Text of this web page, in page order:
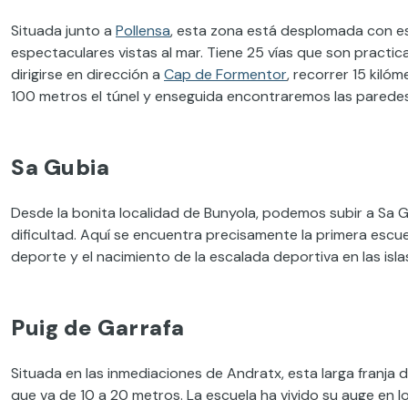
Situada junto a Pollensa, esta zona está desplomada con
espectaculares vistas al mar. Tiene 25 vías que son
dirigirse en dirección a Cap de Formentor, recorrer 15
100 metros el túnel y enseguida encontraremos las
Sa Gubia
Desde la bonita localidad de Bunyola, podemos subir a
dificultad. Aquí se encuentra precisamente la primera
deporte y el nacimiento de la escalada deportiva en las
Puig de Garrafa
Situada en las inmediaciones de Andratx, esta larga
que va de 10 a 20 metros. La escuela ha vivido su auge